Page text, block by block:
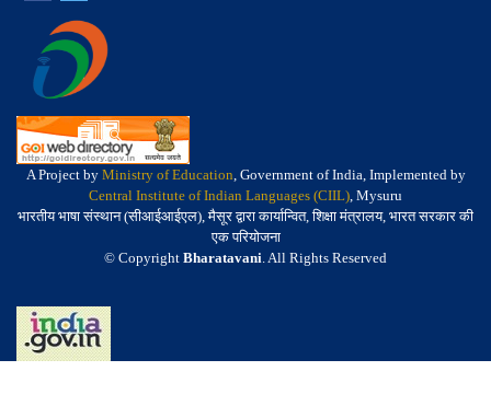
A Project by Ministry of Education, Government of India, Implemented by
Central Institute of Indian Languages (CIIL), Mysuru
भारतीय भाषा संस्थान (सीआईआईएल), मैसूर द्वारा कार्यान्वित, शिक्षा मंत्रालय, भारत सरकार की
एक परियोजना
© Copyright Bharatavani. All Rights Reserved